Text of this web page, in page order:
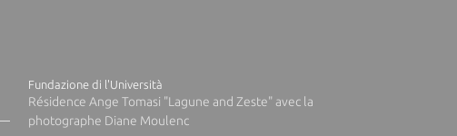
Fundazione di l'Università
Résidence Ange Tomasi "Lagune and Zeste" avec la
photographe Diane Moulenc